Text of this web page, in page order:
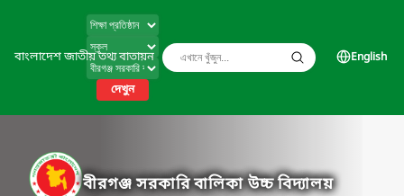
বাংলাদেশ জাতীয় তথ্য বাতায়ন
দেখুন
English
বীরগঞ্জ সরকারি বালিকা উচ্চ বিদ্যালয়